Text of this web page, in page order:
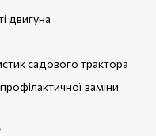
двигуна
садового трактора
заміни